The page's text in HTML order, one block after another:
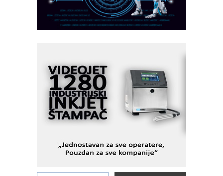
I.SAFE MOBILE revolucioniše
industrijsku automatizaciju
pionirskimmobile operator PANEL-OM
KIP KOP – napredna rešenja za
savremene industrijske i logističke
objekte
Alba d.o.o. – 35 godina preciznosti u
metrologiji i pametnim dozirnim
rešenjima
STAUFF – Komponente koje
sistema